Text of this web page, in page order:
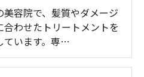
美容院で、髪質やダメージ
合わせたトリートメントを
ています。専…